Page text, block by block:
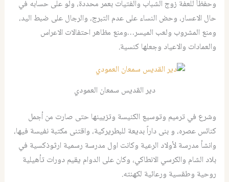
وحفظاً للعفة زوج الشباب والفتيات بعمر محددة، ولو على حسابه في
حال الاعسار، وحض النساء على عدم التبرج، والرجال على ضبط اليد،
ومنع المشروب ولعب الميسر…ومنع مظاهر احتفالات الاعراس
والعمادات والاعياد وجعلها كنسية.
دير القديس سمعان العمودي
وشرع في ترميم وتوسيع الكنيسة وتزيينها حتى صارت من أجمل
كنائس عصره، و بنى داراً بديعة للبطريركية، واقتنى مكتبة نفيسة فيها،
وانشأ مدرسة لأولاد الرعية وكانت اول مدرسة رسمية ارثوذكسية في
بلاد الشام والكرسي الانطاكي، وكان على الدوام يقيم دورات تأهيلية
روحية وطقسية ورعائية لكهنته.